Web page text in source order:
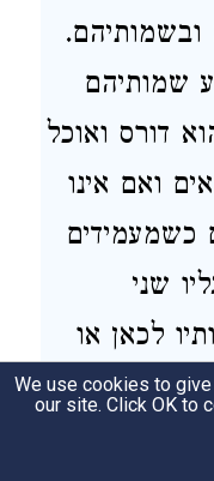
שמותיהם
דורס ואוכל
ואם אינו
כשמעמידים
שני
לכאן או
שהוא
We use cookies to
our site. Click OK to